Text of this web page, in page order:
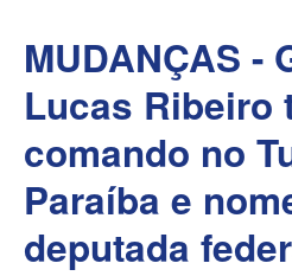
MUDANÇAS -
Lucas Ribeiro
comando no
Paraíba e
deputada